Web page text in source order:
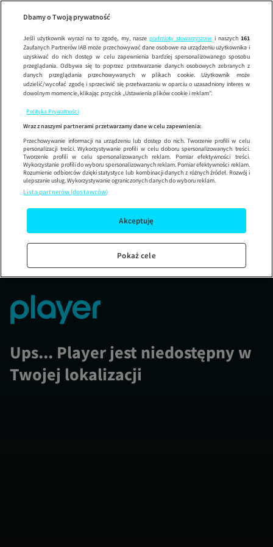
Wypróbuj aplikację mobilną
Korzystaj z łatwiejszej nawigacji i ciesz się szybszym
Ups... Player jest niedostępny w
Twojej lokalizacji
Dbamy o Twoją prywatność
Jeśli użytkownik wyrazi na to zgodę, my, nasze podmioty stowarzyszonei naszych 161
Zaufanych Partnerów IAB może przechowywać dane osobowe na urządzeniu użytkownika i
uzyskiwać do nich dostęp w celu zapewnienia bardziej spersonalizowanego sposobu
przeglądania. Odbywa się to poprzez przetwarzanie danych osobowych zebranych z
danych przeglądania przechowywanych w plikach cookie. Użytkownik może
udzielić/wycofać zgodę i sprzeciwić się przetwarzaniu w oparciu o uzasadniony interes w
dowolnym momencie, klikając przycisk „Ustawienia plików cookie i reklam”.
Polityka Prywatności
Wraz z naszymi partnerami przetwarzamy dane w celu zapewnienia:
Przechowywanie informacji na urządzeniu lub dostęp do nich. Tworzenie profili w celu
personalizacji treści. Wykorzystywanie profili w celu doboru spersonalizowanych treści.
Tworzenie profili w celu spersonalizowanych reklam. Pomiar efektywności treści.
Wykorzystanie profili do wyboru spersonalizowanych reklam. Pomiar efektywności reklam.
Rozumienie odbiorców dzięki statystyce lub kombinacji danych z różnych źródeł. Rozwój i
ulepszanie usług. Wykorzystywanie ograniczonych danych do wyboru reklam.
Lista partnerów (dostawców)
Akceptuję
Pokaż cele